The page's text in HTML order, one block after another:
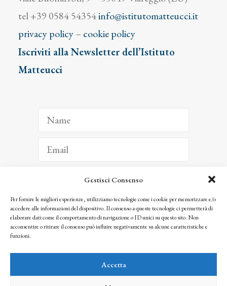
Gestisci Consenso
Per fornire le migliori esperienze, utilizziamo tecnologie come i cookie per memorizzare e/o
accedere alle informazioni del dispositivo. Il consenso a queste tecnologie ci permetterà di
elaborare dati come il comportamento di navigazione o ID unici su questo sito. Non
acconsentire o ritirare il consenso può influire negativamente su alcune caratteristiche e
funzioni.
Accetta
tel +39 0584 54354info@istitutomatteucci.it
privacy policy– cookie policy
Iscriviti alla Newsletter dell’Istituto
Matteucci
ISCRIVITI
Facendo clic per iscriverti, riconosci che le tue informazioni saranno trattate
seguendo la nostra Privacy Policy
© 2025 Istituto Matteucci. All right reserved
l’autorizzazione scritta dei proprietari dei diritti e dell’Istituto Matteucci